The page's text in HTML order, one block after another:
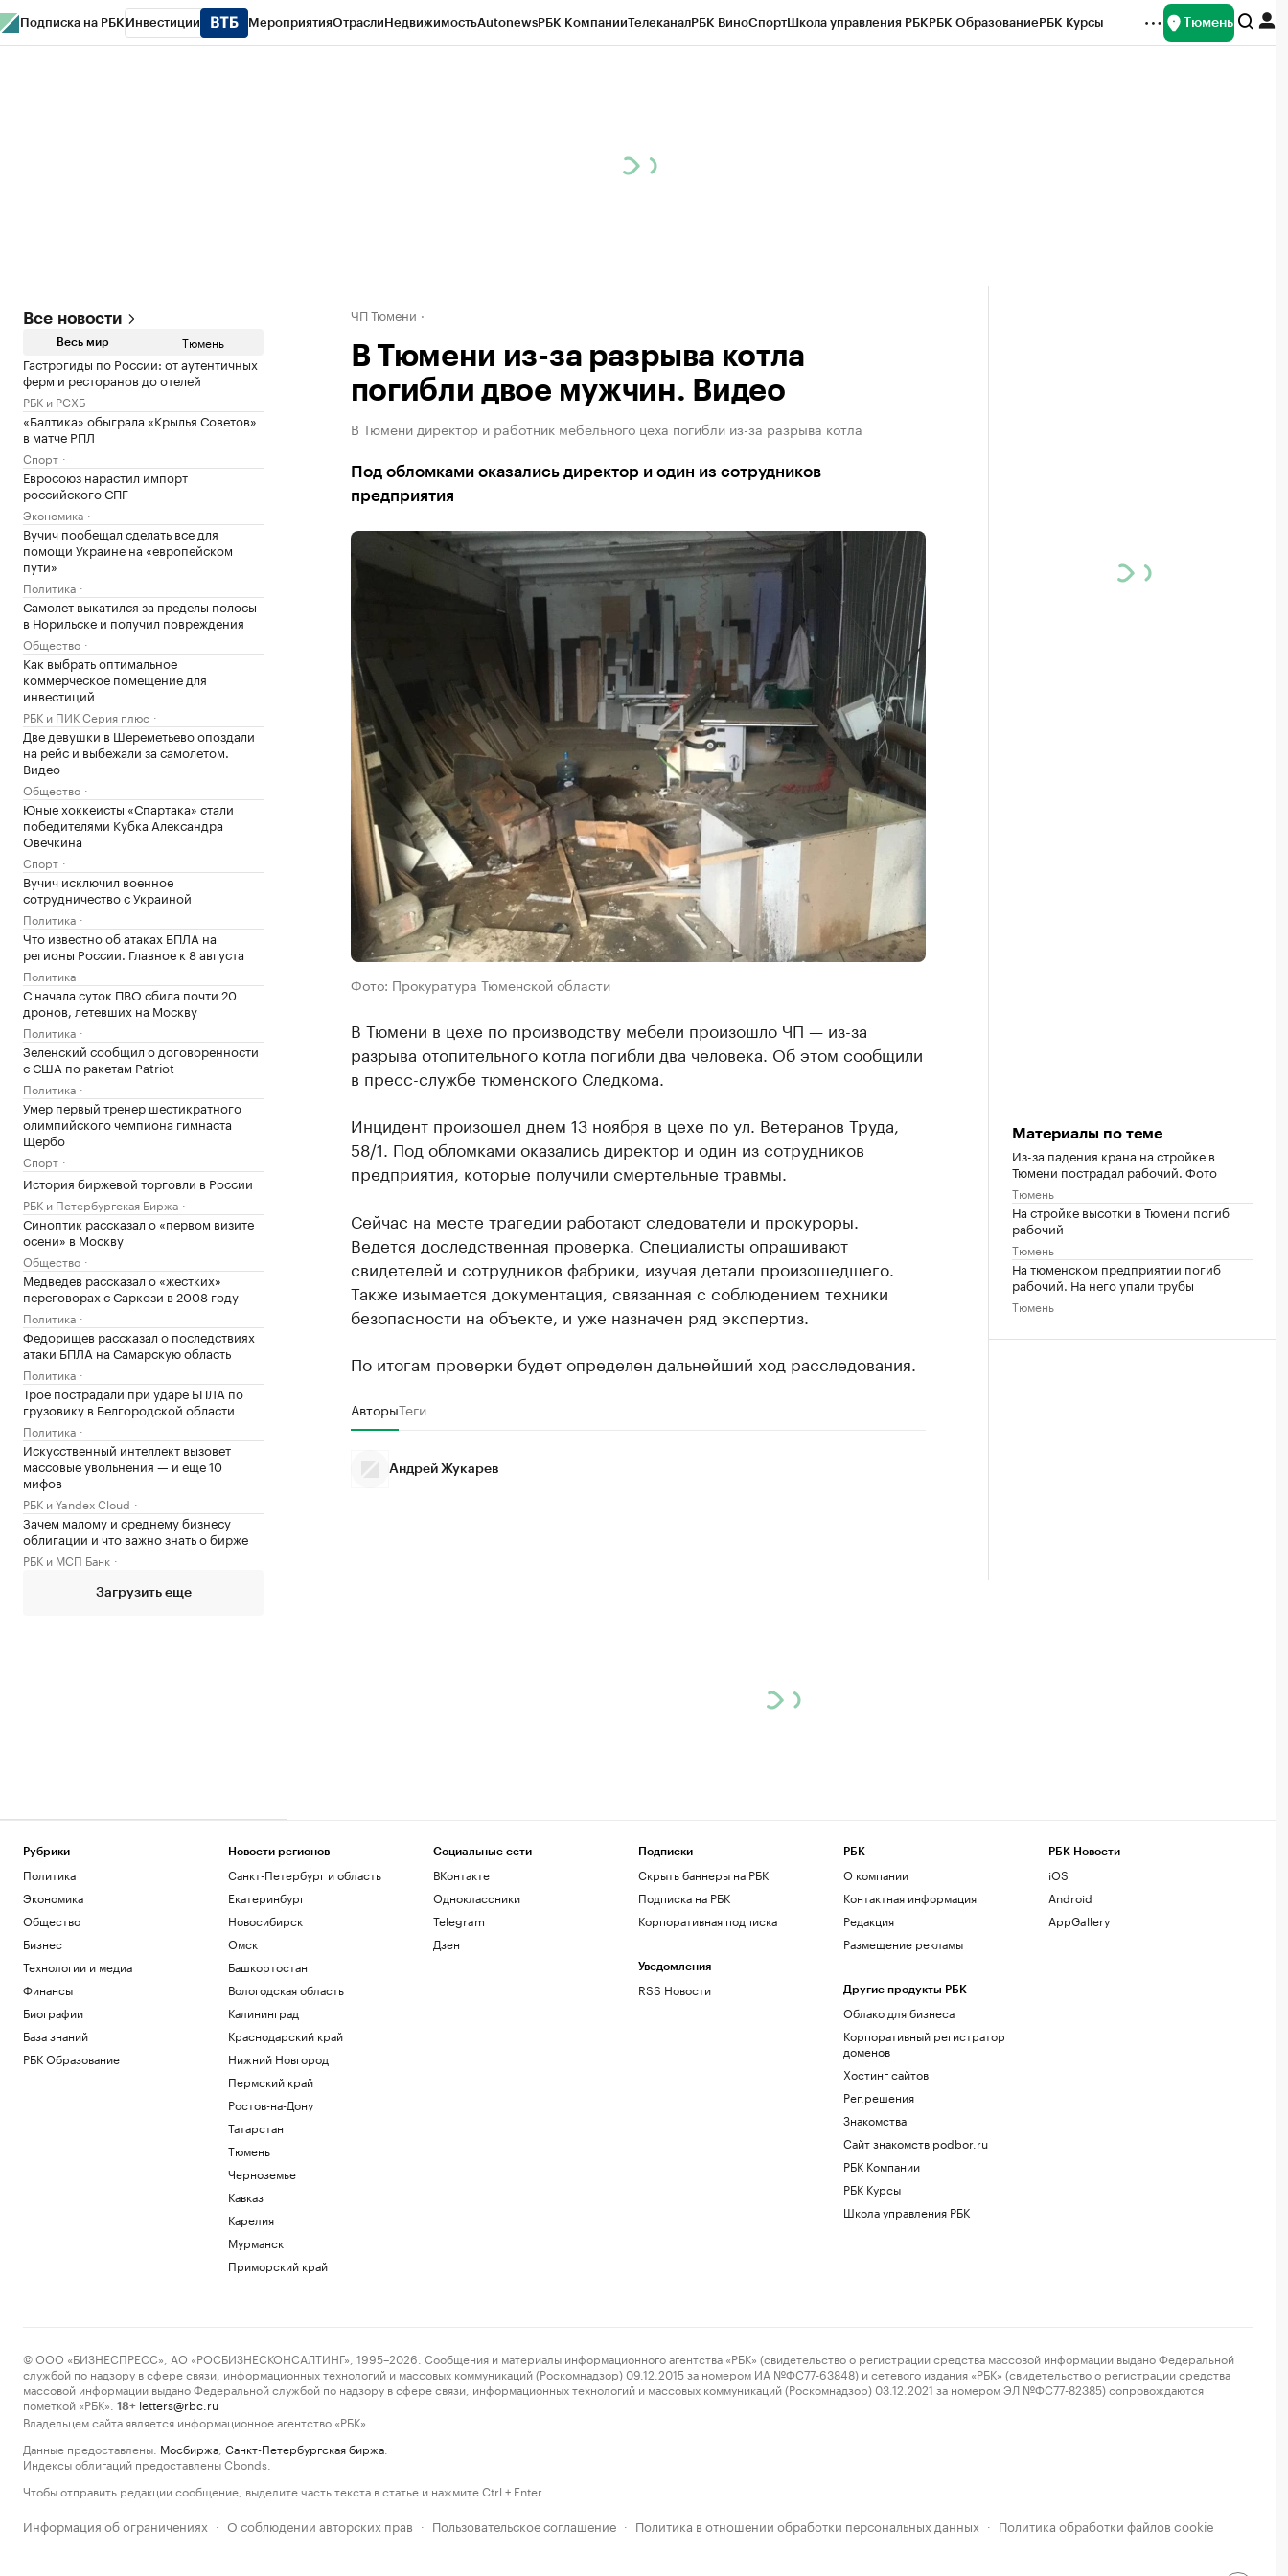
Подписка на РБК Инвестиции МероприятияОтраслиНедвижимостьAutonewsРБК КомпанииТелеканалРБК ВиноСпортШкола управления РБКРБК ОбразованиеРБК Курсы Тюмень
Все новости
Весь мир Тюмень
Гастрогиды по России: от аутентичных
ферм и ресторанов до отелей
РБК и РСХБ
«Балтика» обыграла «Крылья Советов»
в матче РПЛ
Спорт
Евросоюз нарастил импорт
российского СПГ
Экономика
Вучич пообещал сделать все для
помощи Украине на «европейском
пути»
Политика
Самолет выкатился за пределы полосы
в Норильске и получил повреждения
Общество
Как выбрать оптимальное
коммерческое помещение для
инвестиций
РБК и ПИК Серия плюс
Две девушки в Шереметьево опоздали
на рейс и выбежали за самолетом.
Видео
Общество
Юные хоккеисты «Спартака» стали
победителями Кубка Александра
Овечкина
Спорт
Вучич исключил военное
сотрудничество с Украиной
Политика
Что известно об атаках БПЛА на
регионы России. Главное к 8 августа
Политика
С начала суток ПВО сбила почти 20
дронов, летевших на Москву
Политика
Зеленский сообщил о договоренности
с США по ракетам Patriot
Политика
Умер первый тренер шестикратного
олимпийского чемпиона гимнаста
Щербо
Спорт
История биржевой торговли в России
РБК и Петербургская Биржа
Синоптик рассказал о «первом визите
осени» в Москву
Общество
Медведев рассказал о «жестких»
переговорах с Саркози в 2008 году
Политика
Федорищев рассказал о последствиях
атаки БПЛА на Самарскую область
Политика
Трое пострадали при ударе БПЛА по
грузовику в Белгородской области
Политика
Искусственный интеллект вызовет
массовые увольнения — и еще 10
мифов
РБК и Yandex Cloud
Зачем малому и среднему бизнесу
облигации и что важно знать о бирже
РБК и МСП Банк
Загрузить еще
ЧП Тюмени
В Тюмени из-за разрыва котла
погибли двое мужчин. Видео
В Тюмени директор и работник мебельного цеха погибли из-за разрыва котла
Под обломками оказались директор и один из сотрудников
предприятия
Фото: Прокуратура Тюменской области
В Тюмени в цехе по производству мебели произошло ЧП — из-за
разрыва отопительного котла погибли два человека. Об этом сообщили
в пресс-службе тюменского Следкома.
Инцидент произошел днем 13 ноября в цехе по ул. Ветеранов Труда,
58/1. Под обломками оказались директор и один из сотрудников
предприятия, которые получили смертельные травмы.
Сейчас на месте трагедии работают следователи и прокуроры.
Ведется доследственная проверка. Специалисты опрашивают
свидетелей и сотрудников фабрики, изучая детали произошедшего.
Также изымается документация, связанная с соблюдением техники
безопасности на объекте, и уже назначен ряд экспертиз.
По итогам проверки будет определен дальнейший ход расследования.
АвторыТеги
Андрей Жукарев
Материалы по теме
Из-за падения крана на стройке в
Тюмени пострадал рабочий. Фото
Тюмень
На стройке высотки в Тюмени погиб
рабочий
Тюмень
На тюменском предприятии погиб
рабочий. На него упали трубы
Тюмень
Рубрики
Политика
Экономика
Общество
Бизнес
Технологии и медиа
Финансы
Биографии
База знаний
РБК Образование
Новости регионов
Санкт-Петербург и область
Екатеринбург
Новосибирск
Омск
Башкортостан
Вологодская область
Калининград
Краснодарский край
Нижний Новгород
Пермский край
Ростов-на-Дону
Татарстан
Тюмень
Черноземье
Кавказ
Карелия
Мурманск
Приморский край
Социальные сети
ВКонтакте
Одноклассники
Telegram
Дзен
Подписки
Скрыть баннеры на РБК
Подписка на РБК
Корпоративная подписка
Уведомления
RSS Новости
РБК
О компании
Контактная информация
Редакция
Размещение рекламы
Другие продукты РБК
Облако для бизнеса
Корпоративный регистратор
доменов
Хостинг сайтов
Рег.решения
Знакомства
Сайт знакомств podbor.ru
РБК Компании
РБК Курсы
Школа управления РБК
РБК Новости
iOS
Android
AppGallery
© ООО «БИЗНЕСПРЕСС», АО «РОСБИЗНЕСКОНСАЛТИНГ», 1995–2026. Сообщения и материалы информационного агентства «РБК» (свидетельство о регистрации средства массовой информации выдано Федеральной
службой по надзору в сфере связи, информационных технологий и массовых коммуникаций (Роскомнадзор) 09.12.2015 за номером ИА №ФС77-63848) и сетевого издания «РБК» (свидетельство о регистрации средства
массовой информации выдано Федеральной службой по надзору в сфере связи, информационных технологий и массовых коммуникаций (Роскомнадзор) 03.12.2021 за номером ЭЛ №ФС77-82385) сопровождаются
пометкой «РБК».
18+ letters@rbc.ru
Владельцем сайта является информационное агентство «РБК».
Данные предоставлены: Мосбиржа Санкт-Петербургская биржа
Индексы облигаций предоставлены Cbonds.
Чтобы отправить редакции сообщение, выделите часть текста в статье и нажмите Ctrl + Enter
Информация об ограничениях · О соблюдении авторских прав · Пользовательское соглашение · Политика в отношении обработки персональных данных · Политика обработки файлов cookie